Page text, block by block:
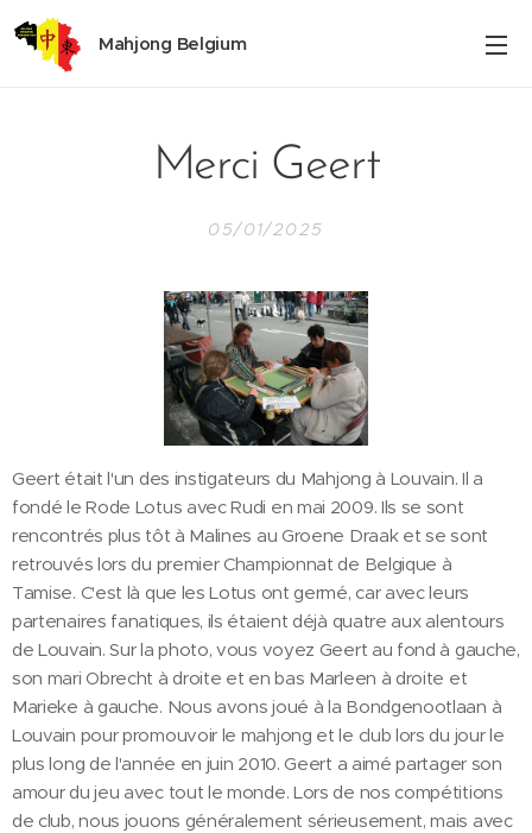
Mahjong Belgium
Merci Geert
05/01/2025
Geert était l'un des instigateurs du Mahjong à Louvain. Il a
fondé le Rode Lotus avec Rudi en mai 2009. Ils se sont
rencontrés plus tôt à Malines au Groene Draak et se sont
retrouvés lors du premier Championnat de Belgique à
Tamise. C'est là que les Lotus ont germé, car avec leurs
partenaires fanatiques, ils étaient déjà quatre aux alentours
de Louvain. Sur la photo, vous voyez Geert au fond à gauche,
son mari Obrecht à droite et en bas Marleen à droite et
Marieke à gauche. Nous avons joué à la Bondgenootlaan à
Louvain pour promouvoir le mahjong et le club lors du jour le
plus long de l'année en juin 2010. Geert a aimé partager son
amour du jeu avec tout le monde. Lors de nos compétitions
de club, nous jouons généralement sérieusement, mais avec